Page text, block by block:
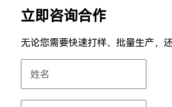
立即咨询合作
无论您需要快速打样、批量生产，